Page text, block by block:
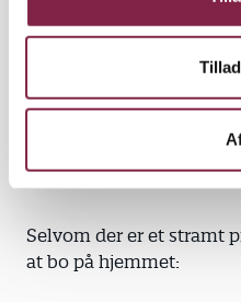
"Jeg ved det kan se
klare sig selv og stå på
bor her så mange børn,
være stram disciplin,"
Selvom der er et stramt
at bo på hjemmet: